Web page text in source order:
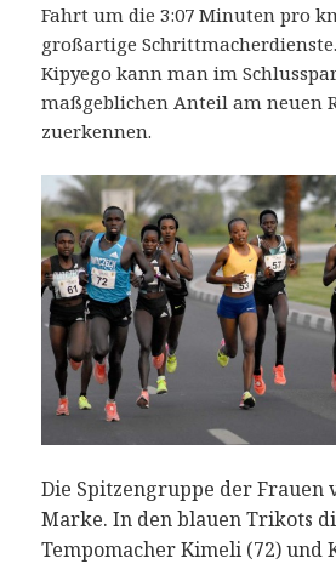
Fahrt um die 3:07 Minuten pro
großartige
Kipyego kann man im
maßgeblichen Anteil am neuen
zuerkennen.
Die Spitzengruppe der Frauen
Marke. In den blauen Trikots
Tempomacher Kimeli (72) und